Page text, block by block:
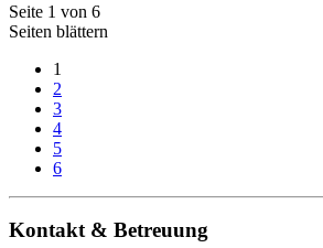
Seite 1 von 6
Seiten blättern
1
2
3
4
5
6
Kontakt & Betreuung